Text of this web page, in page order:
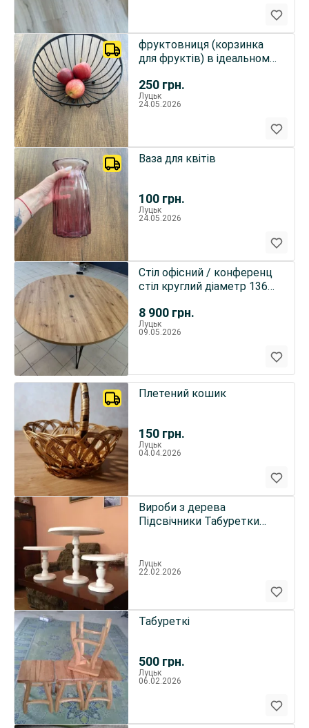
250 грн.
фруктовниця (корзинка
для фруктів) в ідеальному
Луцьк
24.05.2026
100 грн.
Ваза для квітів
Луцьк
24.05.2026
8 900 грн.
Стіл офісний / конференц
стіл круглий діаметр 136
Луцьк
09.05.2026
150 грн.
Плетений кошик
Луцьк
04.04.2026
Вироби з дерева
Підсвічники Табуретки
Луцьк
22.02.2026
500 грн.
Табуреткі
Луцьк
06.02.2026